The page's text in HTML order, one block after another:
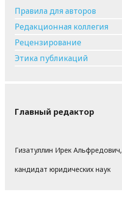
Правила для авторов
Редакционная коллегия
Рецензирование
Этика публикаций
Главный редактор
Гизатуллин Ирек Альфредович,
кандидат юридических наук